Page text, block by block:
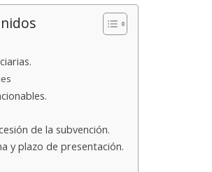
de la subvención.
y plazo de presentación.